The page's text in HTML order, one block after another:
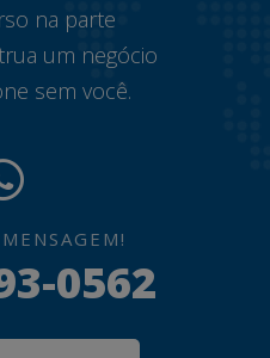
na parte
um negócio
sem você.
0562